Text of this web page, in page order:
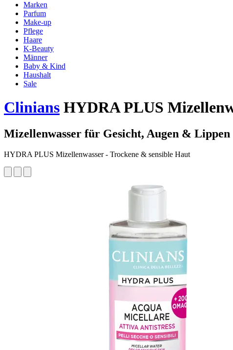
Marken
Parfum
Make-up
Pflege
Haare
K-Beauty
Männer
Baby & Kind
Haushalt
Sale
Clinians HYDRA PLUS
Mizellenwasser für Gesicht, Augen & Lippen
HYDRA PLUS Mizellenwasser - Trockene & sensible Haut